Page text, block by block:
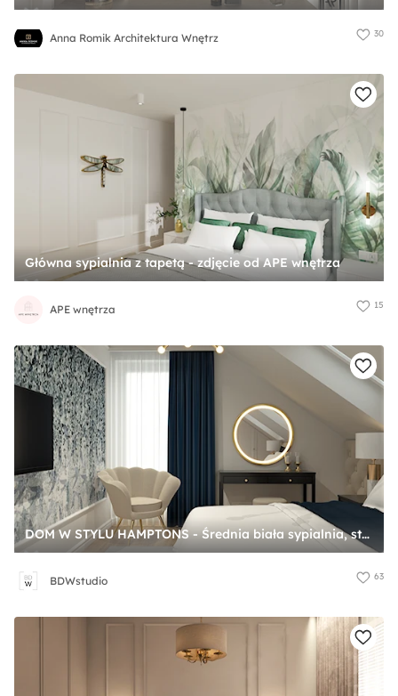
Anna Romik Architektura Wnętrz 30
Główna sypialnia z tapetą - zdjęcie od APE wnętrza
APE wnętrza 15
DOM W STYLU HAMPTONS - Średnia biała sypialnia, styl glamour - zdjęcie od BDWstudio
BDWstudio 63